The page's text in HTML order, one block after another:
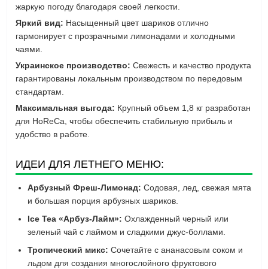
жаркую погоду благодаря своей легкости.
Яркий вид: Насыщенный цвет шариков отлично
гармонирует с прозрачными лимонадами и холодными
чаями.
Украинское производство: Свежесть и качество продукта
гарантированы локальным производством по передовым
стандартам.
Максимальная выгода: Крупный объем 1,8 кг разработан
для HoReCa, чтобы обеспечить стабильную прибыль и
удобство в работе.
ИДЕИ ДЛЯ ЛЕТНЕГО МЕНЮ:
Арбузный Фреш-Лимонад: Содовая, лед, свежая мята
и большая порция арбузных шариков.
Ice Tea «Арбуз-Лайм»: Охлажденный черный или
зеленый чай с лаймом и сладкими джус-боллами.
Тропический микс: Сочетайте с ананасовым соком и
льдом для создания многослойного фруктового